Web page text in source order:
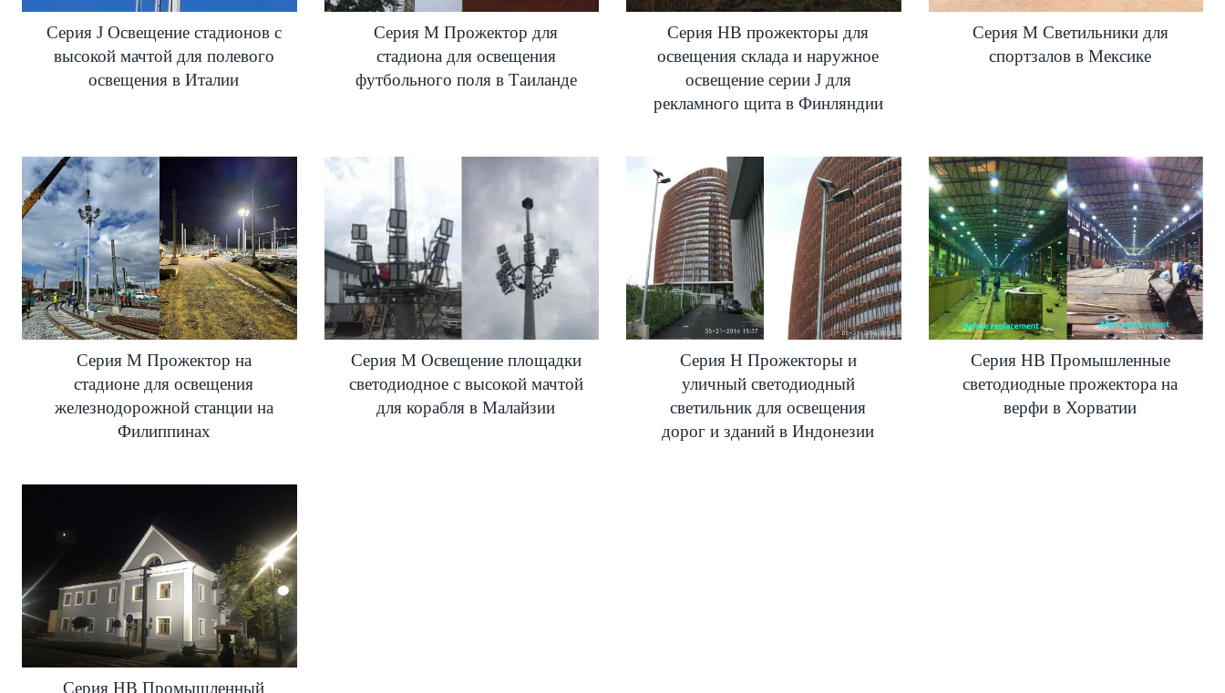
Серия J Освещение стадионов с
высокой мачтой для полевого
освещения в Италии
Серия M Прожектор для
стадиона для освещения
футбольного поля в Таиланде
Серия HB прожекторы для
освещения склада и наружное
освещение серии J для
рекламного щита в Финляндии
Серия M Светильники для
спортзалов в Мексике
Серия M Прожектор на
стадионе для освещения
железнодорожной станции на
Филиппинах
Серия M Освещение площадки
светодиодное с высокой мачтой
для корабля в Малайзии
Серия H Прожекторы и
уличный светодиодный
светильник для освещения
дорог и зданий в Индонезии
Серия HB Промышленные
светодиодные прожектора на
верфи в Хорватии
Серия HB Промышленный